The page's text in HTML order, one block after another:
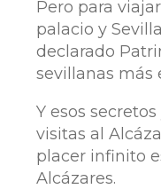
Pero para
palacio y
declarado
sevillanas más
Y esos
visitas al
placer infinito
Alcázares.